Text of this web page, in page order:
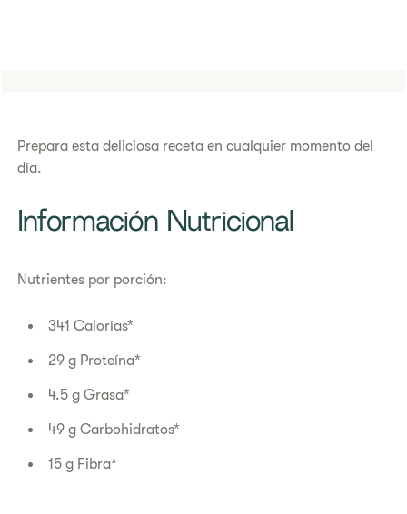
​​Prepara esta deliciosa receta en cualquier momento del
día​.
Información Nutricional
Nutrientes por porción:
341 Calorías*
29 g Proteína*
4.5 g Grasa*
49 g Carbohidratos*
15 g Fibra*